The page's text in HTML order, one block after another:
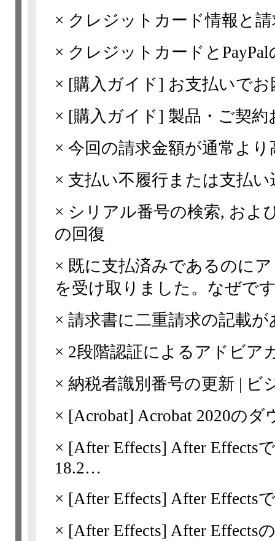
× クレジットカード情報と
× クレジットカードと
× [購入ガイド] お支払いでお
× [購入ガイド] 製品・ご契
× 今回の請求金額が通常よ
× 支払い不履行または支払い
× シリアル番号の検索, およ
の回復
× 既に支払済みであるのに
を受け取りました。なぜで
× 請求書に二重請求の記載
× 2段階認証によるアドビア
× 納税者識別番号の更新 | ビ
× [Acrobat] Acrobat 2020のダ
× [After Effects] After Effects
18.2…
× [After Effects] After Effects
× [After Effects] After Effects